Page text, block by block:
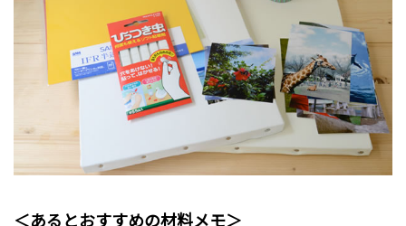
＜あるとおすすめの材料メモ＞